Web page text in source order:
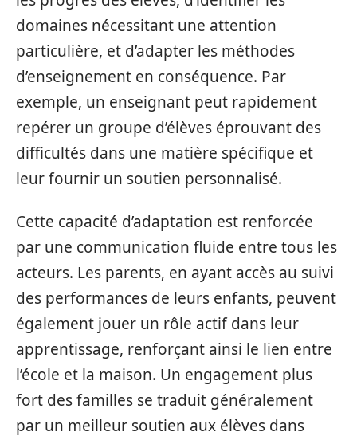
domaines nécessitant une attention
particulière, et d’adapter les méthodes
d’enseignement en conséquence. Par
exemple, un enseignant peut rapidement
repérer un groupe d’élèves éprouvant des
difficultés dans une matière spécifique et
leur fournir un soutien personnalisé.
Cette capacité d’adaptation est renforcée
par une communication fluide entre tous les
acteurs. Les parents, en ayant accès au suivi
des performances de leurs enfants, peuvent
également jouer un rôle actif dans leur
apprentissage, renforçant ainsi le lien entre
l’école et la maison. Un engagement plus
fort des familles se traduit généralement
par un meilleur soutien aux élèves dans